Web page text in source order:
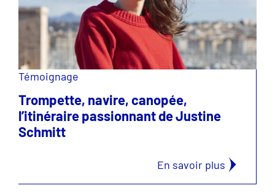
Témoignage
Trompette, navire, canopée,
l’itinéraire passionnant de Justine
Schmitt
En savoir plus